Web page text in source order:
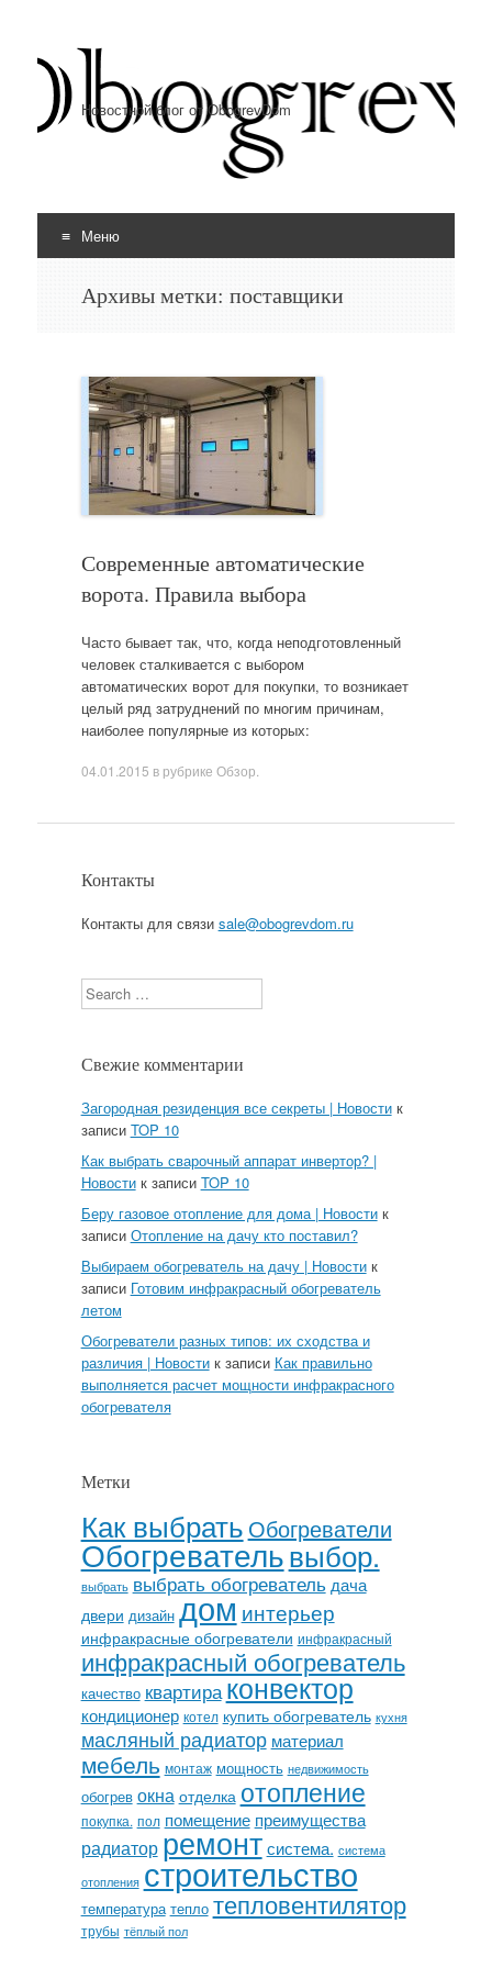
Новостной блог от ObogrevDom
Меню
Архивы метки: поставщики
Современные автоматические
ворота. Правила выбора
Часто бывает так, что, когда неподготовленный
человек сталкивается с выбором
автоматических ворот для покупки, то возникает
целый ряд затруднений по многим причинам,
наиболее популярные из которых:
04.01.2015 в рубрике Обзор
Контакты
Контакты для связи sale@obogrevdom.ru
Search
Свежие комментарии
Загородная резиденция все секреты | Новостик
записи TOP 10
Как выбрать сварочный аппарат инвертор? |
Новостик записи TOP 10
Беру газовое отопление для дома | Новостик
записи Отопление на дачу кто поставил?
Выбираем обогреватель на дачу | Новостик
записи Готовим инфракрасный обогреватель
летом
Обогреватели разных типов: их сходства и
различия | Новостик записи Как правильно
выполняется расчет мощности инфракрасного
обогревателя
Метки
Как выбрать Обогреватели
Обогревательвыбор.
выбрать выбрать обогреватель дача
двери дизайн дом интерьер
инфракрасные обогреватели инфракрасный
инфракрасный обогреватель
качество квартираконвектор
кондиционер котел купить обогреватель кухня
масляный радиатор материал
мебель монтаж мощность недвижимость
обогрев окна отделка отопление
покупка. пол помещение преимущества
радиатор ремонт система. система
отопления строительство
температура тепло тепловентилятор
трубы тёплый пол